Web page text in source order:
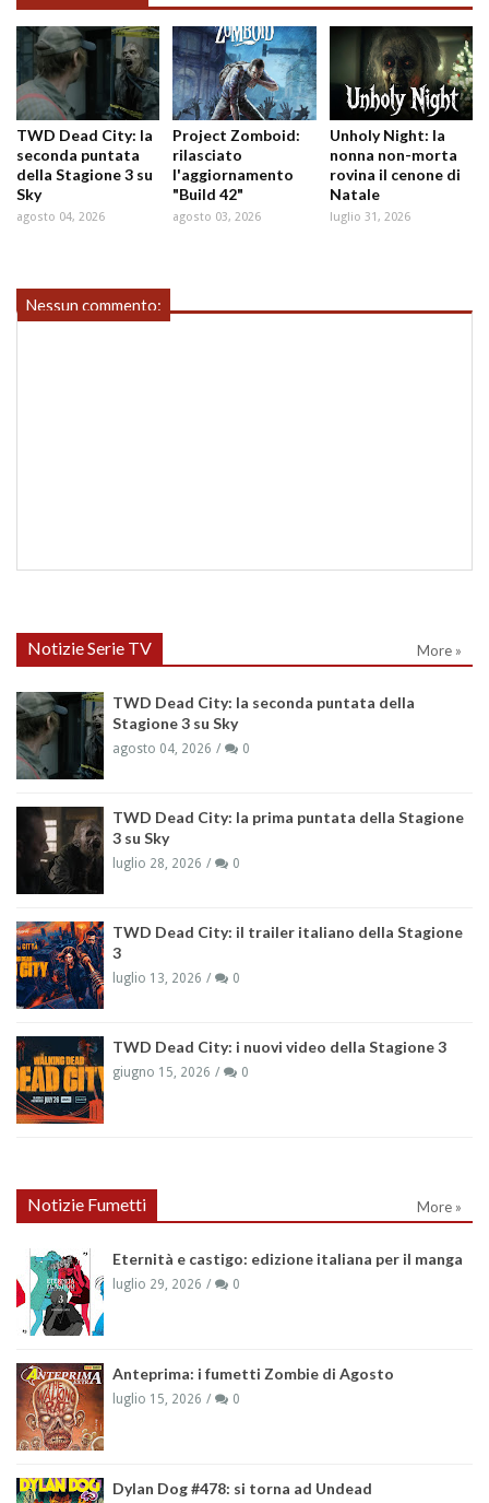
TWD Dead City: la
seconda puntata
della Stagione 3 su
Sky
agosto 04, 2026
Project Zomboid:
rilasciato
l'aggiornamento
"Build 42"
agosto 03, 2026
Unholy Night: la
nonna non-morta
rovina il cenone di
Natale
luglio 31, 2026
Nessun commento:
Notizie Serie TV More »
TWD Dead City: la seconda puntata della
Stagione 3 su Sky
agosto 04, 2026 0
TWD Dead City: la prima puntata della Stagione
3 su Sky
luglio 28, 2026 0
TWD Dead City: il trailer italiano della Stagione
3
luglio 13, 2026 0
TWD Dead City: i nuovi video della Stagione 3
giugno 15, 2026 0
Notizie Fumetti More »
Eternità e castigo: edizione italiana per il manga
luglio 29, 2026 0
Anteprima: i fumetti Zombie di Agosto
luglio 15, 2026 0
Dylan Dog #478: si torna ad Undead